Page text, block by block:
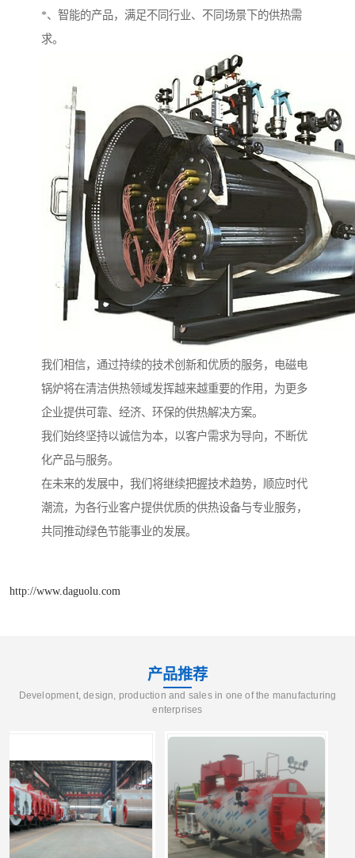
*、智能的产品，满足不同行业、不同场景下的供热需
求。
我们相信，通过持续的技术创新和优质的服务，电磁电
锅炉将在清洁供热领域发挥越来越重要的作用，为更多
企业提供可靠、经济、环保的供热解决方案。
我们始终坚持以诚信为本，以客户需求为导向，不断优
化产品与服务。
在未来的发展中，我们将继续把握技术趋势，顺应时代
潮流，为各行业客户提供优质的供热设备与专业服务，
共同推动绿色节能事业的发展。
http://www.daguolu.com
产品推荐
Development, design, production and sales in one of the manufacturing
enterprises